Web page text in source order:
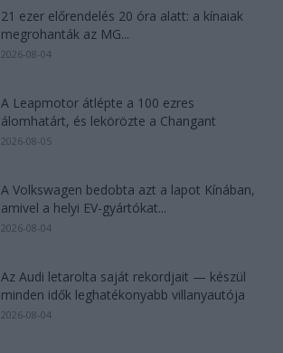
21 ezer előrendelés 20 óra alatt: a kínaiak
megrohanták az MG...
2026-08-04
A Leapmotor átlépte a 100 ezres
álomhatárt, és lekörözte a Changant
2026-08-05
A Volkswagen bedobta azt a lapot Kínában,
amivel a helyi EV-gyártókat...
2026-08-04
Az Audi letarolta saját rekordjait — készül
minden idők leghatékonyabb villanyautója
2026-08-04